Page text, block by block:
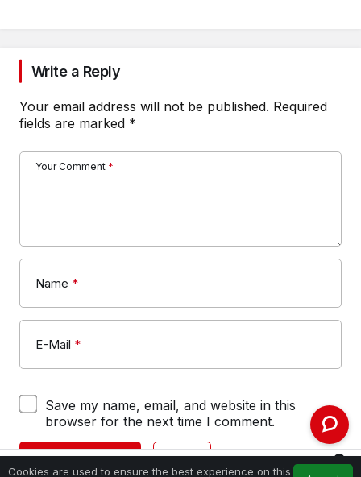
Write a Reply
Your email address will not be published. Required
fields are marked *
Your Comment *
Name *
E-Mail *
Save my name, email, and website in this
browser for the next time I comment.
SUBMIT COMMENT LOGIN
Cookies are used to ensure the best experience on this